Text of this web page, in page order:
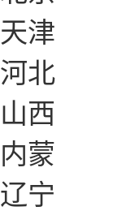
天津
河北
山西
内蒙
辽宁